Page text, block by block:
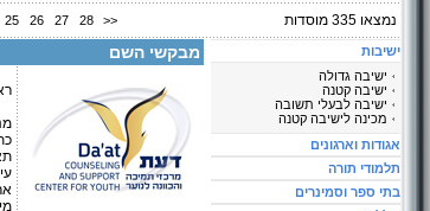
נמצאו 335 מוסדות 25 26 27 28 >>
מבקשי השם
פרטים נוספים:
ישיבות
ישיבה גדולה
ישיבה קטנה
ישיבה לבעלי תשובה
מכינה לישיבה קטנה
אגודות וארגונים
תלמודי תורה
בתי ספר וסמינרים